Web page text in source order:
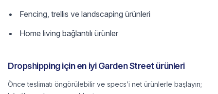
Fencing, trellis ve landscaping ürünleri
Home living bağlantılı ürünler
Dropshipping için en iyi Garden Street ürünleri
Önce teslimatı öngörülebilir ve specs’i net ürünlerle başlayın;